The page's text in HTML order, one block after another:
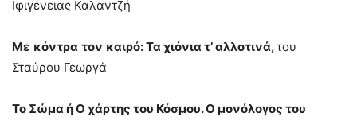
Ιφιγένειας Καλαντζή
Με κόντρα τον καιρό:Τα χιόνια τ’ αλλοτινά,του
Σταύρου Γεωργά
Το Σώμα ή Ο χάρτης του Κόσμου. Ο μονόλογος του